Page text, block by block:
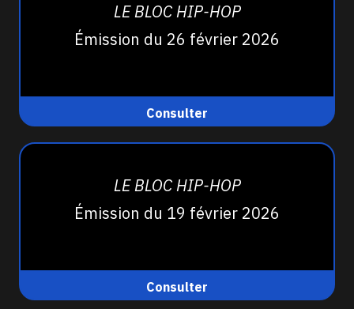
LE BLOC HIP-HOP
Émission du 26 février 2026
Consulter
LE BLOC HIP-HOP
Émission du 19 février 2026
Consulter